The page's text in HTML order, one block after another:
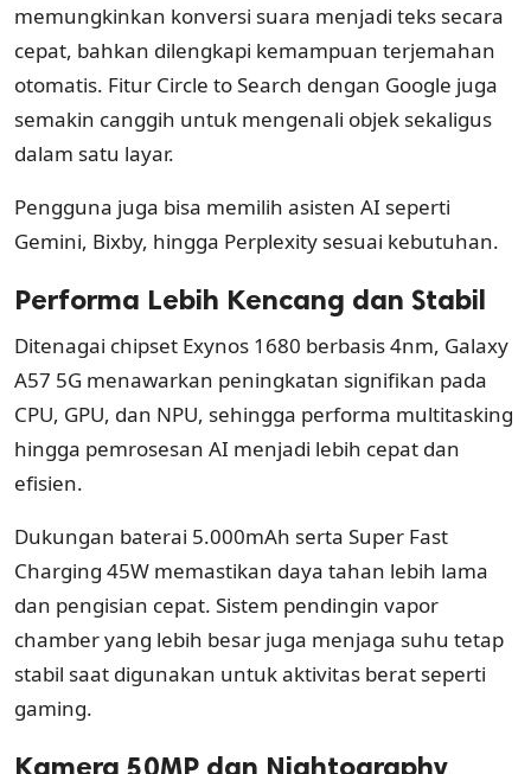
memungkinkan konversi suara menjadi teks secara
cepat, bahkan dilengkapi kemampuan terjemahan
otomatis. Fitur Circle to Search dengan Google juga
semakin canggih untuk mengenali objek sekaligus
dalam satu layar.
Pengguna juga bisa memilih asisten AI seperti
Gemini, Bixby, hingga Perplexity sesuai kebutuhan.
Performa Lebih Kencang dan Stabil
Ditenagai chipset Exynos 1680 berbasis 4nm, Galaxy
A57 5G menawarkan peningkatan signifikan pada
CPU, GPU, dan NPU, sehingga performa multitasking
hingga pemrosesan AI menjadi lebih cepat dan
efisien.
Dukungan baterai 5.000mAh serta Super Fast
Charging 45W memastikan daya tahan lebih lama
dan pengisian cepat. Sistem pendingin vapor
chamber yang lebih besar juga menjaga suhu tetap
stabil saat digunakan untuk aktivitas berat seperti
gaming.
Kamera 50MP dan Nightography